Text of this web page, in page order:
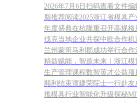
2026年7月6日扫码查看文件
脂推荐阅读2025浙江省模具
年度盛典在杭隆重召开高规
伐克当地企业共探中欧合作
兰州蒙哥马利郡成功举行合
精益赋能，智造未来｜浙江
生产管理课程数智英才公益项
顺利结束谭建荣院士一行赴
推模具行业智能化升级探秘